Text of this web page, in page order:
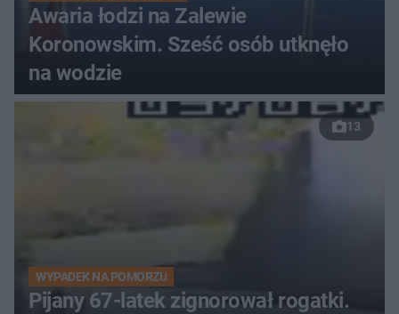
Awaria łodzi na Zalewie
Koronowskim. Sześć osób utknęło
na wodzie
13
WYPADEK NA POMORZU
Pijany 67-latek zignorował rogatki.